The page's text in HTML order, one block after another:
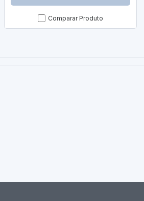
Comparar Produto